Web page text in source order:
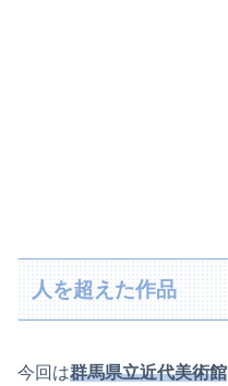
人を超えた作品
今回は群馬県立近代美術館